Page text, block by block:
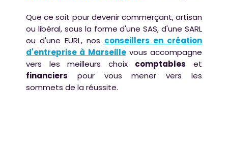
Que ce soit pour devenir commerçant, artisan
ou libéral, sous la forme d'une SAS, d'une SARL
ou d'une EURL, nos conseillers en création
d'entreprise à Marseillevous accompagne
vers les meilleurs choix comptables et
financiers pour vous mener vers les
sommets de la réussite.